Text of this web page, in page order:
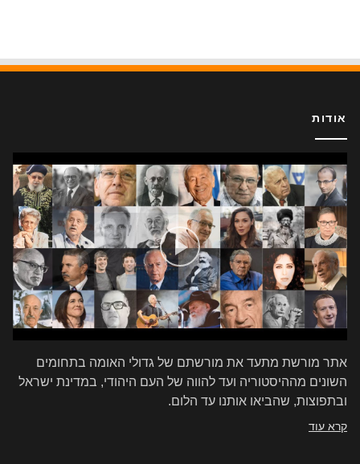
אודות
אתר מורשת מתעד את מורשתם של גדולי האומה בתחומים
השונים מההיסטוריה ועד להווה של העם היהודי, במדינת ישראל
ובתפוצות, שהביאו אותנו עד הלום.
קרא עוד